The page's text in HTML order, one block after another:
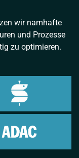
wir namhafte
und Prozesse
zu optimieren.